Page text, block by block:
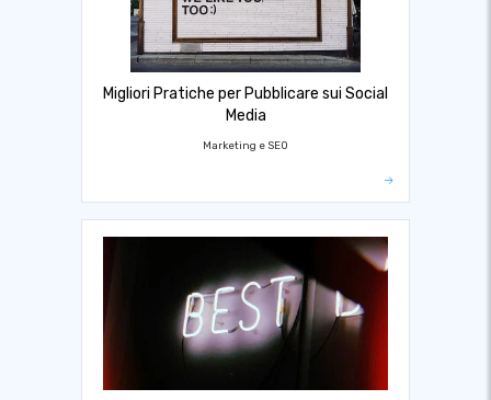
Migliori Pratiche per Pubblicare sui Social
Media
Marketing e SEO